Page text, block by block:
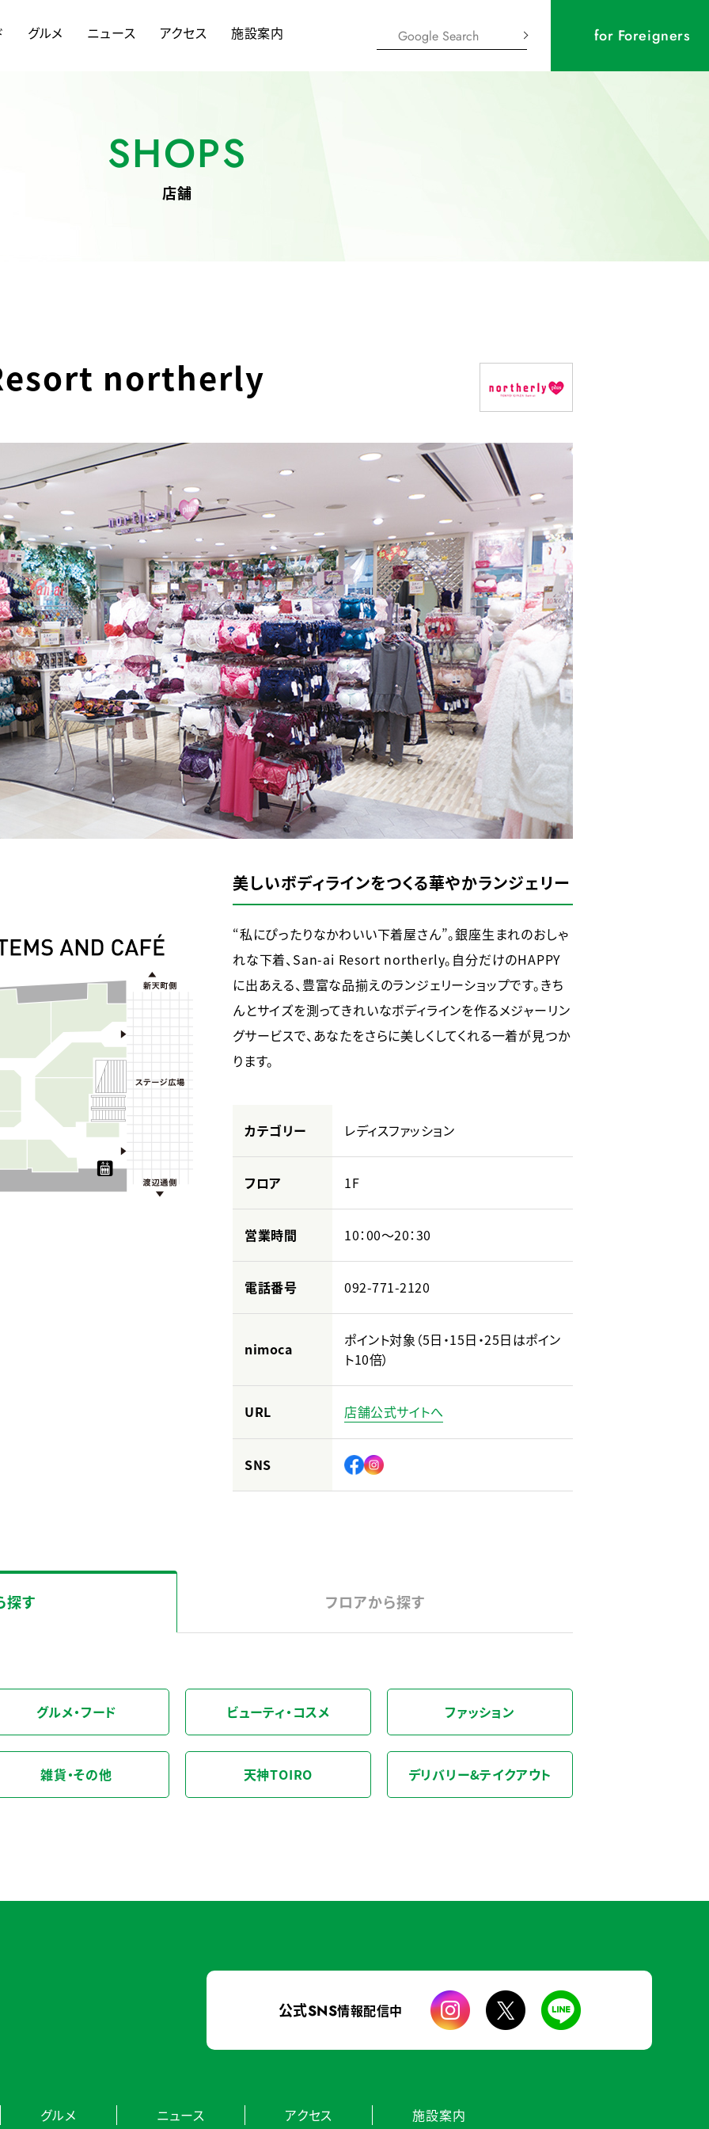
グルメ ニュース アクセス 施設案内 for Foreigners
SHOPS
店舗
northerly
美しいボディラインをつくる華やかランジェリー
“私にぴったりなかわいい下着屋さん”。銀座生まれのおしゃ
れな下着、San-ai Resort northerly。自分だけのHAPPY
に出あえる、豊富な品揃えのランジェリーショップです。きち
んとサイズを測ってきれいなボディラインを作るメジャーリン
グサービスで、あなたをさらに美しくしてくれる一着が見つか
ります。
カテゴリー レディスファッション
フロア 1F
営業時間 10：00〜20：30
電話番号 092-771-2120
nimoca
ポイント対象（5日・15日・25日はポイン
ト10倍）
URL 店舗公式サイトへ
SNS
探す フロアから探す
グルメ・フード ビューティ・コスメ ファッション
雑貨・その他 天神TOIRO デリバリー&テイクアウト
公式SNS情報配信中
グルメ ニュース アクセス 施設案内